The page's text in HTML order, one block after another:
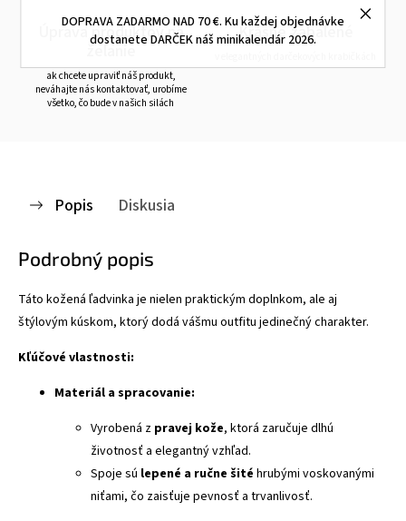
DOPRAVA ZADARMO NAD 70 €. Ku každej objednávke
dostanete DARČEK náš minikalendár 2026.
Úprava produktov na
želanie
ak chcete upraviť náš produkt,
neváhajte nás kontaktovať, urobíme
všetko, čo bude v našich silách
Krásne zabalené
Popis Diskusia
Podrobný popis
Táto kožená ľadvinka je nielen praktickým doplnkom, ale aj
štýlovým kúskom, ktorý dodá vášmu outfitu jedinečný charakter.
Kľúčové vlastnosti:
Materiál a spracovanie:
Vyrobená z pravej kože, ktorá zaručuje dlhú
životnosť a elegantný vzhľad.
Spoje sú lepené a ručne šité hrubými voskovanými
niťami, čo zaisťuje pevnosť a trvanlivosť.